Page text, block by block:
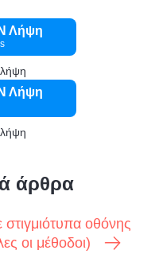
Λήψη
Λήψη
άρθρα
οθόνης
οι μέθοδοι)